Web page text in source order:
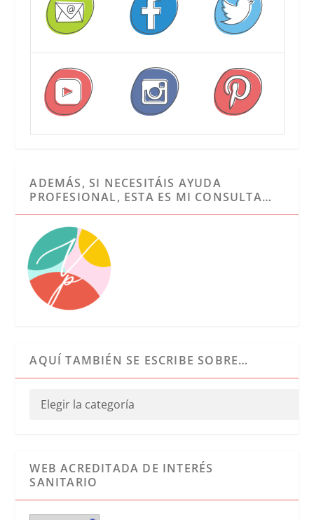
ADEMÁS, SI NECESITÁIS AYUDA
PROFESIONAL, ESTA ES MI CONSULTA…
AQUÍ TAMBIÉN SE ESCRIBE SOBRE…
WEB ACREDITADA DE INTERÉS
SANITARIO